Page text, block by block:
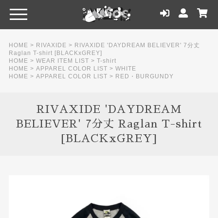
HOME > RIVAXIDE > RIVAXIDE 'DAYDREAM BELIEVER' 7分丈
Raglan T-shirt [BLACKxGREY]
HOME > WEAR ITEM LIST > T-shirt
HOME > APPAREL COLOR LIST > WHITE
HOME > APPAREL COLOR LIST > RED・BURGUNDY
RIVAXIDE 'DAYDREAM
BELIEVER' 7分丈 Raglan T-shirt
[BLACKxGREY]